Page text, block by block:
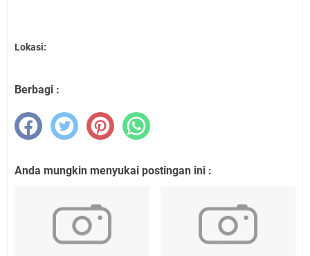
Lokasi:
Berbagi :
Anda mungkin menyukai postingan ini :